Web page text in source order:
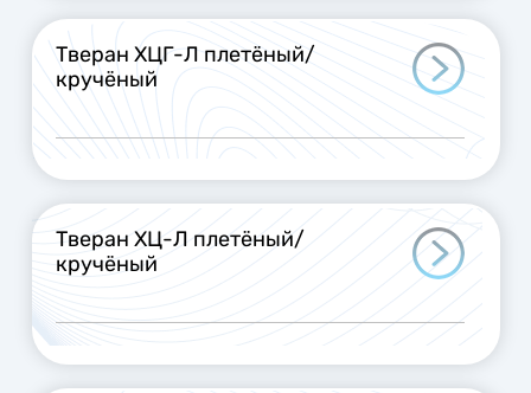
Тверан ХЦГ-Л плетёный/
кручёный
Тверан ХЦ-Л плетёный/
кручёный